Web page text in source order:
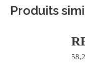
Produits